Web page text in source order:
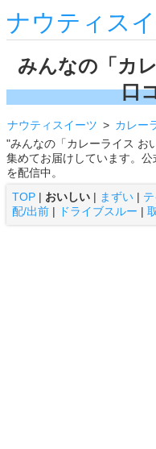
ナウティス
みんなの「カ
口
ナウティスイーツ カレー
"みんなの「カレーライス お
集めてお届けしています。公
を配信中。
TOP | おいしい | まずい |
配/出前 | ドライブスルー |